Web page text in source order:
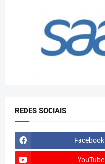
REDES SOCIAIS
Facebook
YouTube